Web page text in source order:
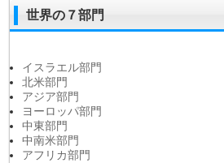
世界の７部門
イスラエル部門
北米部門
アジア部門
ヨーロッパ部門
中東部門
中南米部門
アフリカ部門